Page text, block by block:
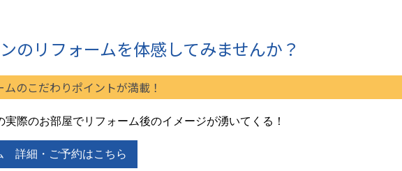
のリフォームを体感してみませんか？
のこだわりポイントが満載！
実際のお部屋でリフォーム後のイメージが湧いてくる！
詳細・ご予約はこちら